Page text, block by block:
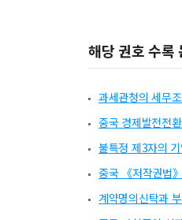
해당 권호 수록
과세관청의 세무
중국 경제발전전
불특정 제3자의
중국 《저작권법
계약명의신탁과